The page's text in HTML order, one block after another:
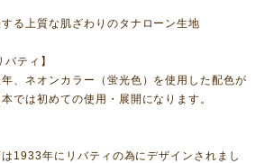
る上質な肌ざわりのタナローン生地
バティ】
、ネオンカラー（蛍光色）を使用した配色が
では初めての使用・展開になります。
1933年にリバティの為にデザインされまし